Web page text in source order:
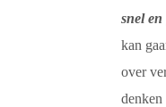
snel
kan
over
denken